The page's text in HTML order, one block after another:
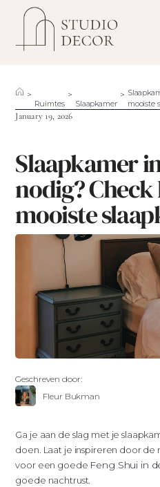
>
Ruimtes
>
Slaapkamer
>
mooiste
January 19, 2026
Slaapkamer
nodig?
mooiste
Geschreven door:
Fleur Bukman
Ga je aan de slag met je
doen. Laat je inspireren door de
voor een goede Feng Shui in
goede nachtrust.